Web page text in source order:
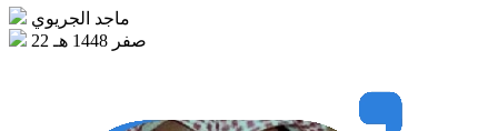
ماجد الجريوي
22 صفر 1448 هـ